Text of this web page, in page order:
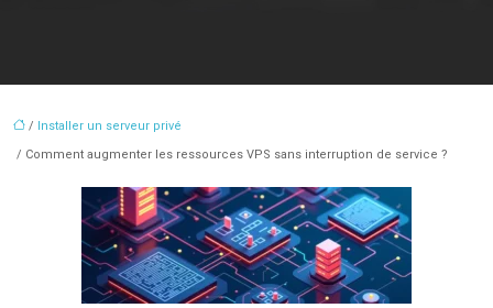
/ Installer un serveur privé
/ Comment augmenter les ressources VPS sans interruption de service ?